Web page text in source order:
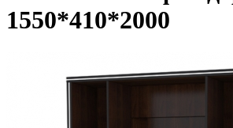
1550*410*2000